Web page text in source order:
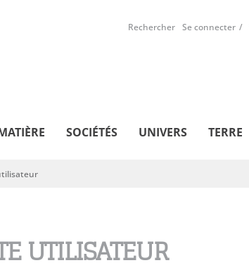
Rechercher Se connecter
SOCIÉTÉS UNIVERS TERRE
UTILISATEUR